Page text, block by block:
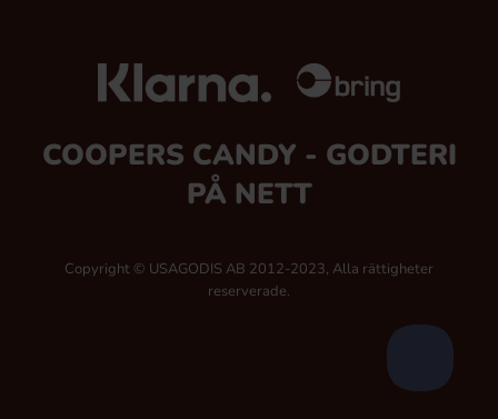
COOPERS CANDY - GODTERI
PÅ NETT
Copyright © USAGODIS AB 2012-2023, Alla rättigheter
reserverade.